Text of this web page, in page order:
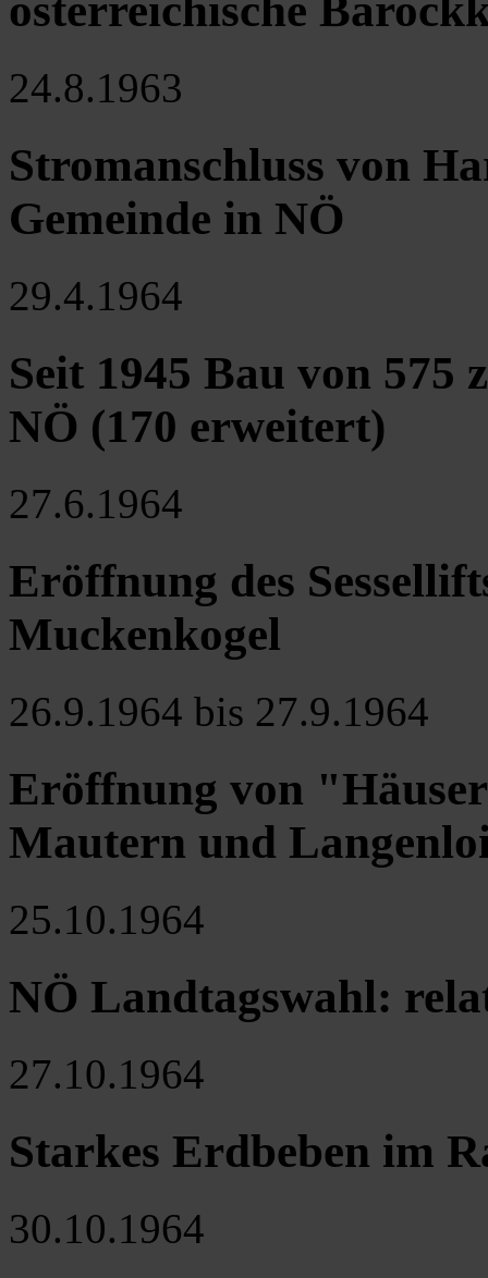
24.8.1963
Stromanschluss von
Gemeinde in NÖ
29.4.1964
Seit 1945 Bau von 575
NÖ (170 erweitert)
27.6.1964
Eröffnung des
Muckenkogel
26.9.1964 bis 27.9.1964
Eröffnung von
Mautern und
25.10.1964
NÖ Landtagswahl:
27.10.1964
Starkes Erdbeben im
30.10.1964